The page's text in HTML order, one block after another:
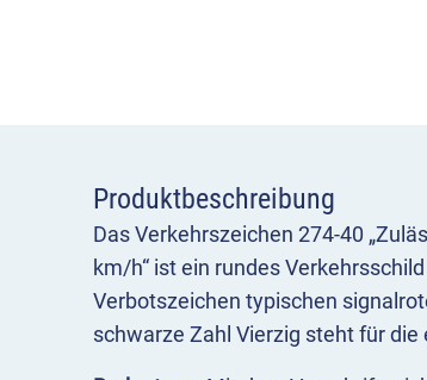
Produktbeschreibung
Das Verkehrszeichen 274-40
km/h“ ist ein rundes
Verbotszeichen typischen
schwarze Zahl Vierzig steht für